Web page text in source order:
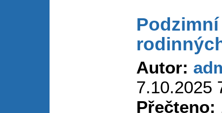
Autor:
7.10.2025
Přečteno: